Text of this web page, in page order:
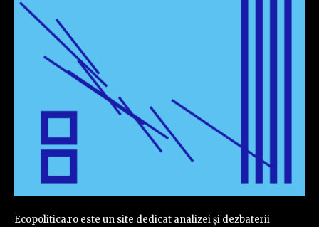
Ecopolitica.ro este un site dedicat analizei și dezbaterii